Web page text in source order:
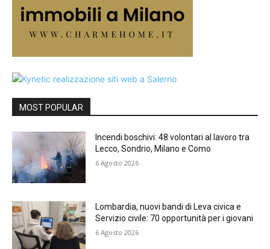
MOST POPULAR
Incendi boschivi: 48 volontari al lavoro tra
Lecco, Sondrio, Milano e Como
6 Agosto 2026
Lombardia, nuovi bandi di Leva civica e
Servizio civile: 70 opportunità per i giovani
6 Agosto 2026